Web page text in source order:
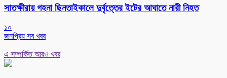
সাতক্ষীরায় গহনা ছিনতাইকালে দুর্বৃত্তের ইটের আঘাতে নারী নিহত
১০
জনপ্রিয় সব খবর
এ সম্পর্কিত আরও খবর